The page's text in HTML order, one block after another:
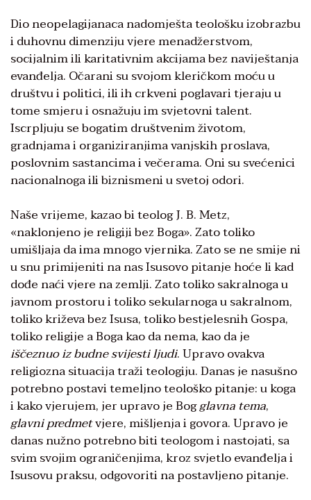
Dio neopelagijanaca nadomješta teološku izobrazbu
i duhovnu dimenziju vjere menadžerstvom,
socijalnim ili karitativnim akcijama bez naviještanja
evanđelja. Očarani su svojom kleričkom moću u
društvu i politici, ili ih crkveni poglavari tjeraju u
tome smjeru i osnažuju im svjetovni talent.
Iscrpljuju se bogatim društvenim životom,
gradnjama i organiziranjima vanjskih proslava,
poslovnim sastancima i večerama. Oni su svećenici
nacionalnoga ili biznismeni u svetoj odori.
Naše vrijeme, kazao bi teolog J. B. Metz,
«naklonjeno je religiji bez Boga». Zato toliko
umišljaja da ima mnogo vjernika. Zato se ne smije ni
u snu primijeniti na nas Isusovo pitanje hoće li kad
dođe naći vjere na zemlji. Zato toliko sakralnoga u
javnom prostoru i toliko sekularnoga u sakralnom,
toliko križeva bez Isusa, toliko bestjelesnih Gospa,
toliko religije a Boga kao da nema, kao da je
iščeznuo iz budne svijesti ljudi. Upravo ovakva
religiozna situacija traži teologiju. Danas je nasušno
potrebno postavi temeljno teološko pitanje: u koga
i kako vjerujem, jer upravo je Bogglavna tema,
glavni predmetvjere, mišljenja i govora. Upravo je
danas nužno potrebno biti teologom i nastojati, sa
svim svojim ograničenjima, kroz svjetlo evanđelja i
Isusovu praksu, odgovoriti na postavljeno pitanje.